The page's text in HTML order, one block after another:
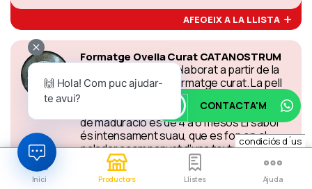
AFEGEIX A LA LLISTA
Formatge Ovella Curat CATANOSTRUM
Formatge d?Ovella elaborat a partir de la
llet d?ovella. Es un formatge curat. La pell
s'ha rentat amb oli d'oliva verge per això té
un color mel amb aspecte ceròs El temps
de maduració és de 4 a 6 mesos El sabor
és intensament suau, que es fon en el
paladar acompanyat d'una textura ferma i
consistent.Més informació: El Formatge
d?Ovella curat és un una font molt
condiciós d´us
Inici Productors Llistes Ajuda
CONTACTA'M
🙌 Hola! Com puc ajudar-
te avui?